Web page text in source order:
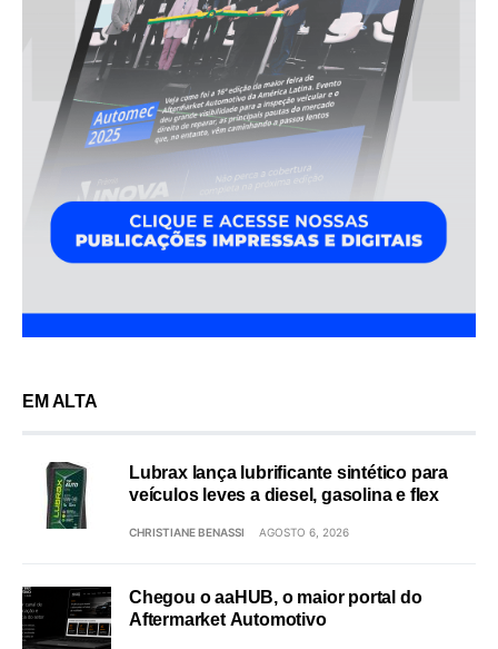
EM ALTA
Lubrax lança lubrificante sintético para
veículos leves a diesel, gasolina e flex
CHRISTIANE BENASSI AGOSTO 6, 2026
Chegou o aaHUB, o maior portal do
Aftermarket Automotivo